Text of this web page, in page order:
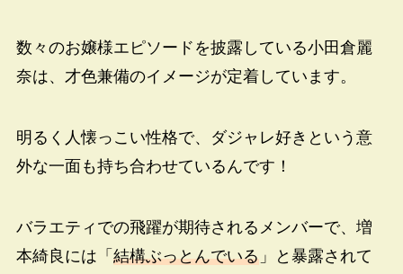
数々のお嬢様エピソードを披露している小田倉麗
奈は、才色兼備のイメージが定着しています。
明るく人懐っこい性格で、ダジャレ好きという意
外な一面も持ち合わせているんです！
バラエティでの飛躍が期待されるメンバーで、増
本綺良には「 結構ぶっとんでいる」と暴露されて